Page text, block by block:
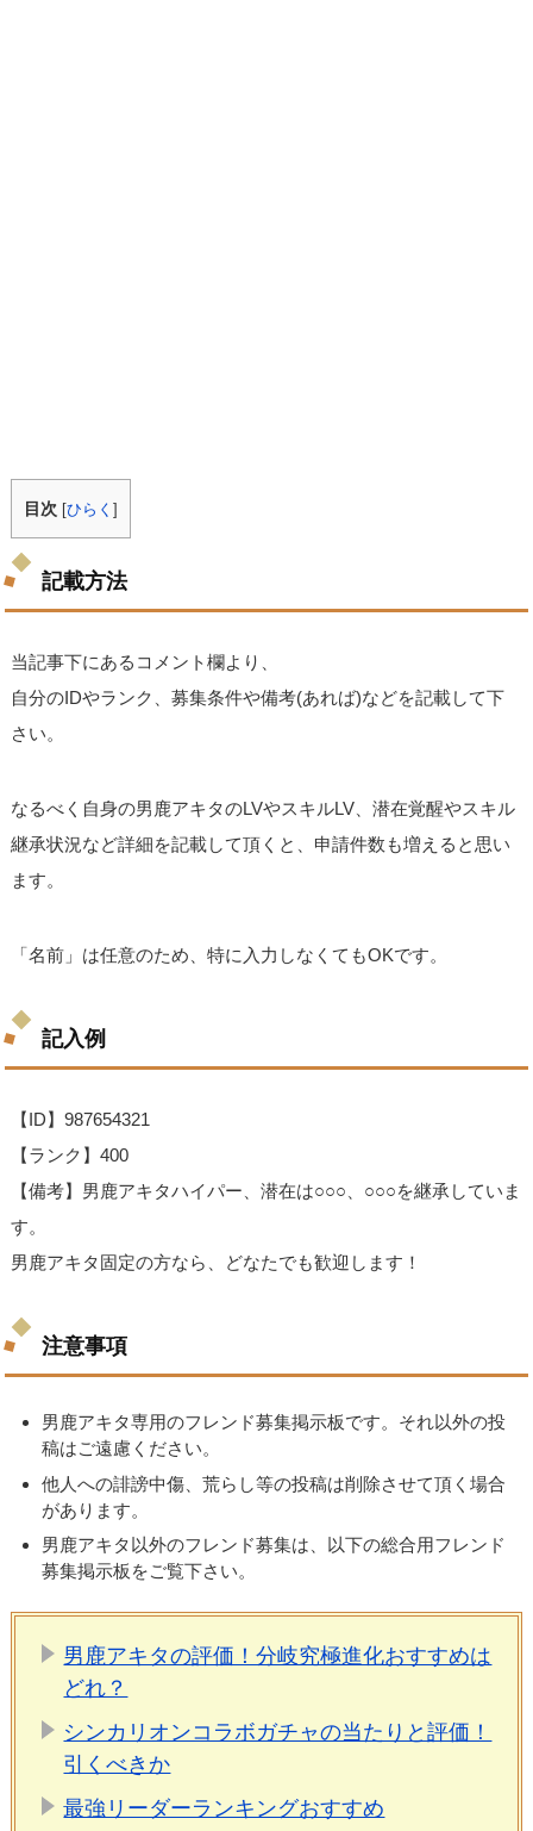
目次 [ひらく]
記載方法
当記事下にあるコメント欄より、
自分のIDやランク、募集条件や備考(あれば)などを記載して下
さい。
なるべく自身の男鹿アキタのLVやスキルLV、潜在覚醒やスキル
継承状況など詳細を記載して頂くと、申請件数も増えると思い
ます。
「名前」は任意のため、特に入力しなくてもOKです。
記入例
【ID】987654321
【ランク】400
【備考】男鹿アキタハイパー、潜在は○○○、○○○を継承していま
す。
男鹿アキタ固定の方なら、どなたでも歓迎します！
注意事項
男鹿アキタ専用のフレンド募集掲示板です。それ以外の投
稿はご遠慮ください。
他人への誹謗中傷、荒らし等の投稿は削除させて頂く場合
があります。
男鹿アキタ以外のフレンド募集は、以下の総合用フレンド
募集掲示板をご覧下さい。
男鹿アキタの評価！分岐究極進化おすすめは
どれ？
シンカリオンコラボガチャの当たりと評価！
引くべきか
最強リーダーランキングおすすめ